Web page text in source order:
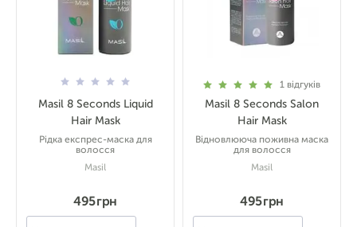
Masil 8 Seconds Liquid
Hair Mask
Рідка експрес-маска для
волосся
Masil
495 грн
1 відгуків
Masil 8 Seconds Salon
Hair Mask
Відновлююча поживна маска
для волосся
Masil
495 грн